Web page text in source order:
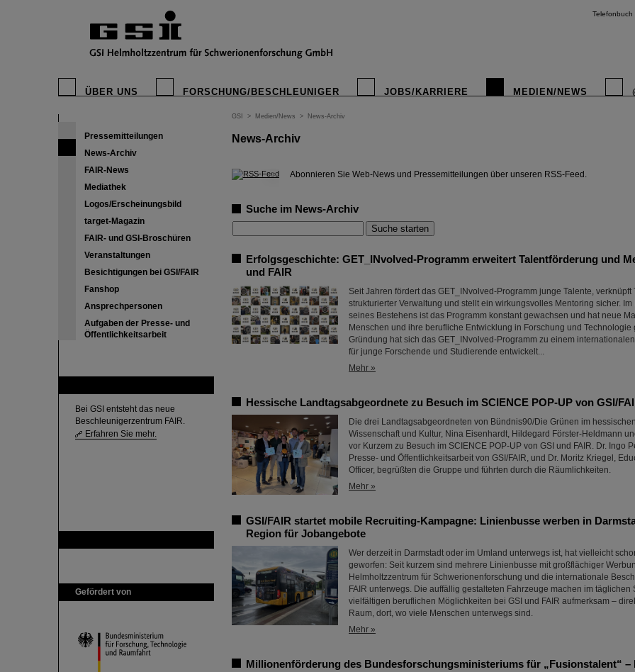
Telefonbuch
ÜBER UNS FORSCHUNG/BESCHLEUNIGER JOBS/KARRIERE MEDIEN/NEWS
Pressemitteilungen
News-Archiv
FAIR-News
Mediathek
Logos/Erscheinungsbild
target-Magazin
FAIR- und GSI-Broschüren
Veranstaltungen
Besichtigungen bei GSI/FAIR
Fanshop
Ansprechpersonen
Aufgaben der Presse- und
Öffentlichkeitsarbeit
Bei GSI entsteht das neue
Beschleunigerzentrum FAIR.
Erfahren Sie mehr.
Gefördert von
GSI > Medien/News > News-Archiv
News-Archiv
© Abonnieren Sie Web-News und Pressemitteilungen über unseren RSS-Feed.
Suche im News-Archiv
Erfolgsgeschichte: GET_INvolved-Programm erweitert Talentförderung und
und FAIR
Seit Jahren fördert das GET_INvolved-Programm junge Talente, verknüpft
strukturierter Verwaltung und stellt ein wirkungsvolles Mentoring sicher. Im
seines Bestehens ist das Programm konstant gewachsen und hat neue
Menschen und ihre berufliche Entwicklung in Forschung und Technologie
Gründung hat sich das GET_INvolved-Programm zu einem
für junge Forschende und Studierende entwickelt...
Mehr »
Hessische Landtagsabgeordnete zu Besuch im SCIENCE POP-UP von GSI/
Die drei Landtagsabgeordneten von Bündnis90/Die Grünen im
Wissenschaft und Kultur, Nina Eisenhardt, Hildegard Förster-Heldmann
vor Kurzem zu Besuch im SCIENCE POP-UP von GSI und FAIR. Dr. Ingo
Presse- und Öffentlichkeitsarbeit von GSI/FAIR, und Dr. Moritz Kriegel,
Officer, begrüßten die Gruppe und führten durch die Räumlichkeiten.
Mehr »
GSI/FAIR startet mobile Recruiting-Kampagne: Linienbusse werben in
Region für Jobangebote
Wer derzeit in Darmstadt oder im Umland unterwegs ist, hat vielleicht
geworfen: Seit kurzem sind mehrere Linienbusse mit großflächiger
Helmholtzzentrum für Schwerionenforschung und die internationale
FAIR unterwegs. Die auffällig gestalteten Fahrzeuge machen im täglichen
vielfältigen beruflichen Möglichkeiten bei GSI und FAIR aufmerksam –
Raum, dort, wo viele Menschen unterwegs sind.
Mehr »
Millionenförderung des Bundesforschungsministeriums für „Fusionstalent“ –